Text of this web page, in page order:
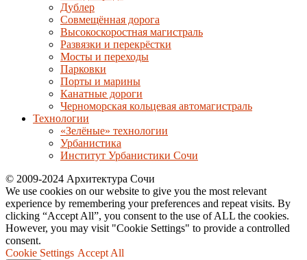
Дублер
Совмещённая дорога
Высокоскоростная магистраль
Развязки и перекрёстки
Мосты и переходы
Парковки
Порты и марины
Канатные дороги
Черноморская кольцевая автомагистраль
Технологии
«Зелёные» технологии
Урбанистика
Институт Урбанистики Сочи
© 2009-2024 Архитектура Сочи
We use cookies on our website to give you the most relevant
experience by remembering your preferences and repeat visits. By
clicking “Accept All”, you consent to the use of ALL the cookies.
However, you may visit "Cookie Settings" to provide a controlled
consent.
Cookie Settings Accept All